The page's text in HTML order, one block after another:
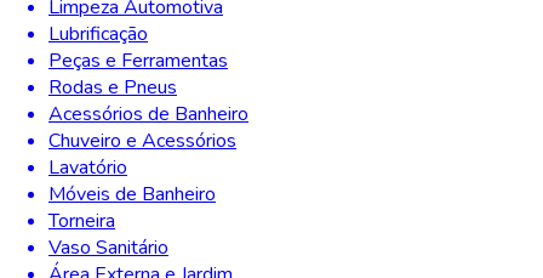
Limpeza Automotiva
Lubrificação
Peças e Ferramentas
Rodas e Pneus
Acessórios de Banheiro
Chuveiro e Acessórios
Lavatório
Móveis de Banheiro
Torneira
Vaso Sanitário